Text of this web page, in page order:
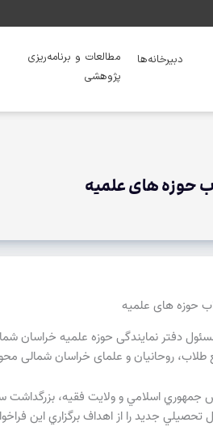
دبیرخانه‌ها
مطالعات و برنامه‌ریزی
پژوهشی
حوزه های علمیه
حوزه های علمیه
دفتر نمایندگی حوزه علمیه خراسان
روحانیان و علمای خراسان شمالی
اسلامي و ولايت فقيه، بزرگداشت
جديد را از اهداف برگزاري اين